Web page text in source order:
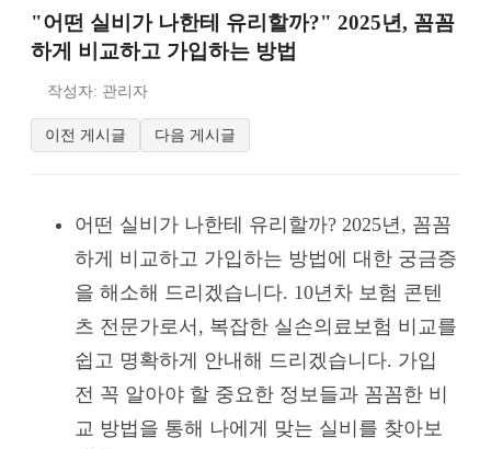
"어떤 실비가 나한테 유리할까?" 2025년, 꼼꼼
하게 비교하고 가입하는 방법
작성자: 관리자
이전 게시글 다음 게시글
어떤 실비가 나한테 유리할까? 2025년, 꼼꼼
하게 비교하고 가입하는 방법에 대한 궁금증
을 해소해 드리겠습니다. 10년차 보험 콘텐
츠 전문가로서, 복잡한 실손의료보험 비교를
쉽고 명확하게 안내해 드리겠습니다. 가입
전 꼭 알아야 할 중요한 정보들과 꼼꼼한 비
교 방법을 통해 나에게 맞는 실비를 찾아보